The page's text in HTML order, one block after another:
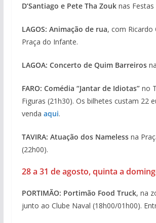
D’Santiago e Pete Tha Zouknas Festas
LAGOS: Animação de rua, com Ricardo
Praça do Infante.
LAGOA: Concerto de Quim Barreiros
FARO: Comédia “Jantar de Idiotas”no
Figuras (21h30). Os bilhetes custam 22
venda aqui.
TAVIRA: Atuação dos Namelessna
(22h00).
28 a 31 de agosto, quinta a
PORTIMÃO: Portimão Food Truck, na
junto ao Clube Naval (18h00/01h00).